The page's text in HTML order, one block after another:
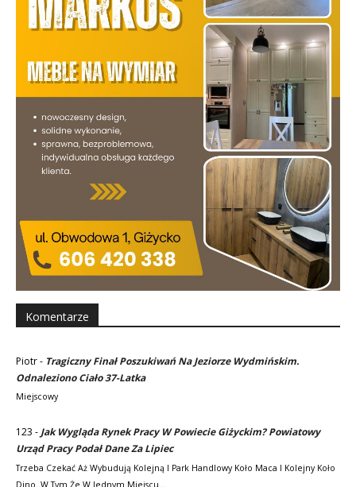
Komentarze
Piotr- Tragiczny Finał Poszukiwań Na Jeziorze Wydmińskim.
Odnaleziono Ciało 37-Latka
Miejscowy
123 - Jak Wygląda Rynek Pracy W Powiecie Giżyckim? Powiatowy
Urząd Pracy Podał Dane Za Lipiec
Trzeba Czekać Aż Wybudują Kolejną I Park Handlowy Koło Maca I Kolejny Koło
Dino. W Tym Że W Jednym Miejscu…